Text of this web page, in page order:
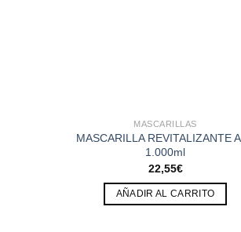
MASCARILLAS
MASCARILLA REVITALIZANTE
1.000ml
22,55€
AÑADIR AL CARRITO